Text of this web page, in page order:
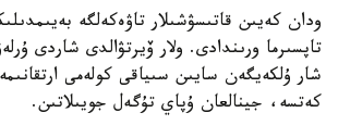
ودان كەيىن قاتىسۋشىلار تاۋەكەلگە
تاپسىرما ورىندادى. ولار ۆيرتۋالدى شاردى
شار ۇلكەيگەن سايىن سىياقى كولەمى
كەتسە، جينالعان ۇپاي تۇگەل جويىلاتىن.